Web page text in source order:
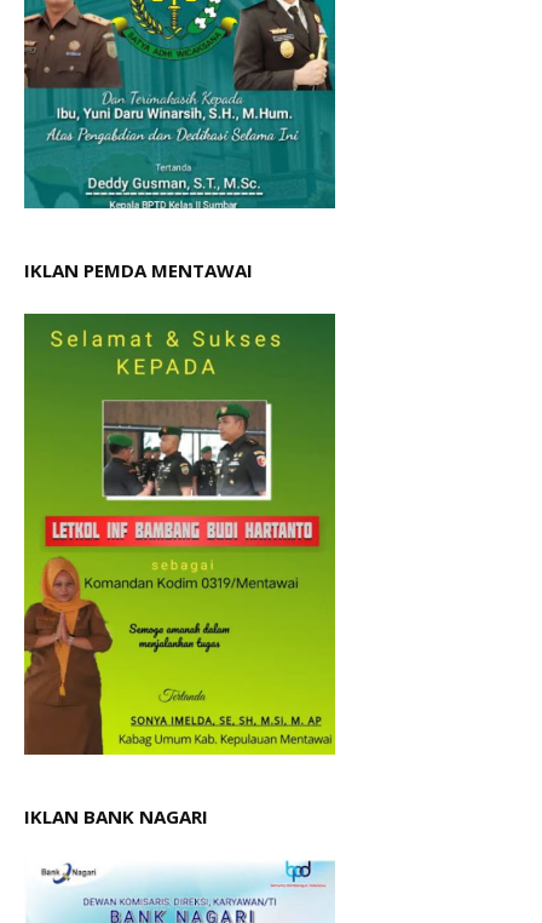
IKLAN PEMDA MENTAWAI
IKLAN BANK NAGARI